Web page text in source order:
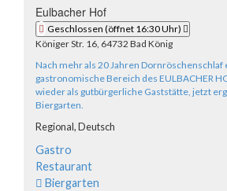
Eulbacher Hof
Geschlossen (öffnet 16:30 Uhr)
Königer Str. 16, 64732 Bad König
Nach mehr als 20 Jahren Dornröschenschlaf
gastronomische Bereich des EULBACHER
wieder als gutbürgerliche Gaststätte, jetzt
Biergarten.
Regional,Deutsch
Gastro
Restaurant
Biergarten